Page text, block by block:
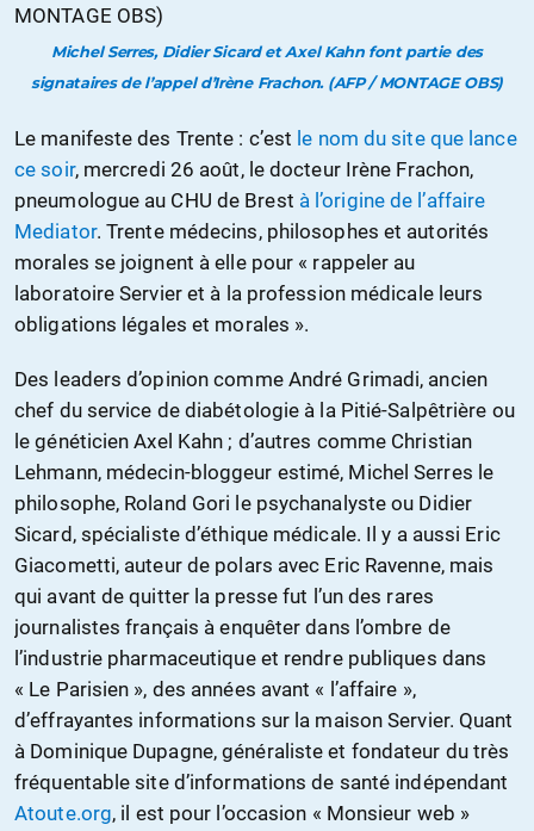
Michel Serres, Didier Sicard et Axel Kahn font partie des
signataires de l’appel d’Irène Frachon. (AFP / MONTAGE OBS)
Le manifeste des Trente : c’est le nom du site que lance
ce soir, mercredi 26 août, le docteur Irène Frachon,
pneumologue au CHU de Brest à l’origine de l’affaire
Mediator. Trente médecins, philosophes et autorités
morales se joignent à elle pour « rappeler au
laboratoire Servier et à la profession médicale leurs
obligations légales et morales ».
Des leaders d’opinion comme André Grimadi, ancien
chef du service de diabétologie à la Pitié-Salpêtrière ou
le généticien Axel Kahn ; d’autres comme Christian
Lehmann, médecin-bloggeur estimé, Michel Serres le
philosophe, Roland Gori le psychanalyste ou Didier
Sicard, spécialiste d’éthique médicale. Il y a aussi Eric
Giacometti, auteur de polars avec Eric Ravenne, mais
qui avant de quitter la presse fut l’un des rares
journalistes français à enquêter dans l’ombre de
l’industrie pharmaceutique et rendre publiques dans
« Le Parisien », des années avant « l’affaire »,
d’effrayantes informations sur la maison Servier. Quant
à Dominique Dupagne, généraliste et fondateur du très
fréquentable site d’informations de santé indépendant
Atoute.org, il est pour l’occasion « Monsieur web »